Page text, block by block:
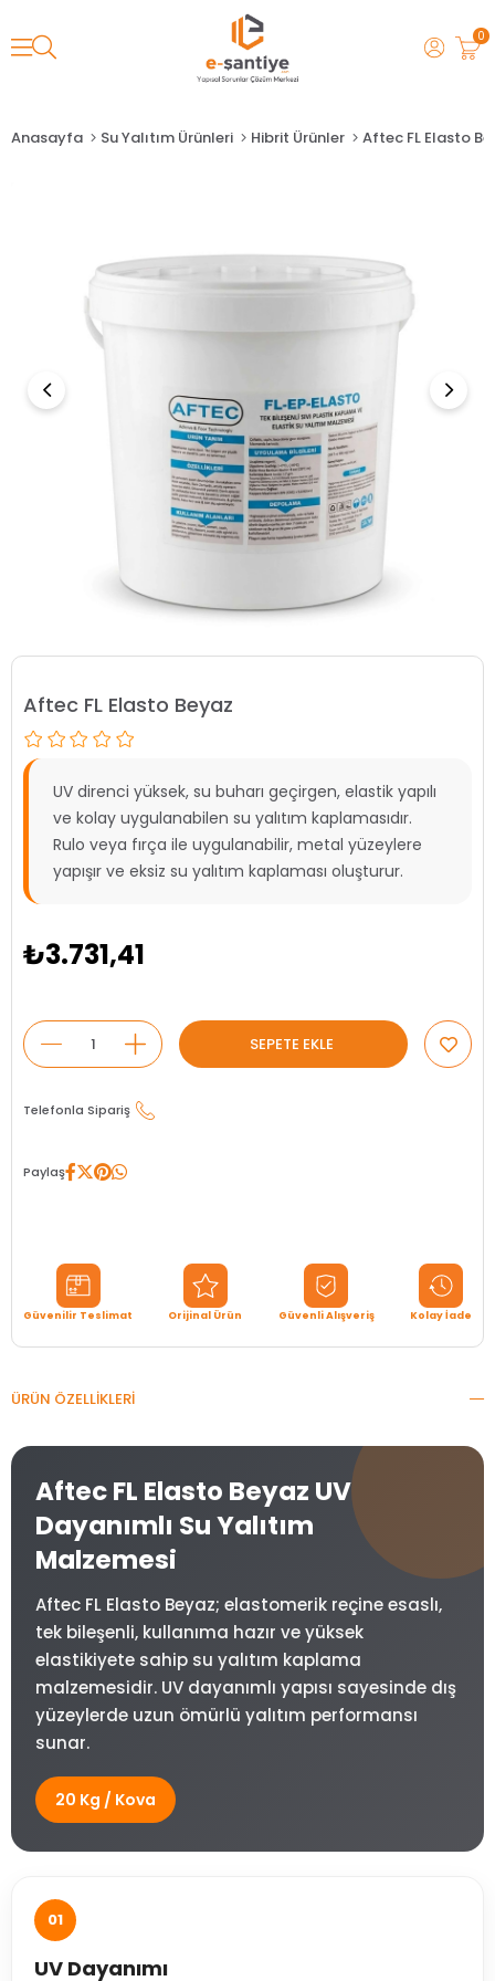
0
Anasayfa Su Yalıtım Ürünleri Hibrit Ürünler Aftec FL Elasto
Aftec FL Elasto Beyaz
UV direnci yüksek, su buharı geçirgen, elastik yapılı
ve kolay uygulanabilen su yalıtım kaplamasıdır.
Rulo veya fırça ile uygulanabilir, metal yüzeylere
yapışır ve eksiz su yalıtım kaplaması oluşturur.
₺3.731,41
Telefonla Sipariş
Paylaş
Güvenilir Teslimat Orijinal Ürün Güvenli Alışveriş Kolay İade
ÜRÜN ÖZELLIKLERI
Aftec FL Elasto Beyaz UV
Dayanımlı Su Yalıtım
Malzemesi
Aftec FL Elasto Beyaz; elastomerik reçine esaslı,
tek bileşenli, kullanıma hazır ve yüksek
elastikiyete sahip su yalıtım kaplama
malzemesidir. UV dayanımlı yapısı sayesinde dış
yüzeylerde uzun ömürlü yalıtım performansı
sunar.
20 Kg / Kova
01
UV Dayanımı